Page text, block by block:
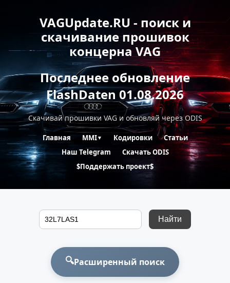
VAGUpdate.RU - поиск и
скачивание прошивок
концерна VAG
Последнее обновление
FlashDaten 01.08.2026
Скачивай прошивки VAG и обновляй через ODIS
Главная MMI▼ Кодировки
Статьи
Наш Telegram
Скачать ODIS
$Поддержать проект$
Найти
🔍Расширенный поиск